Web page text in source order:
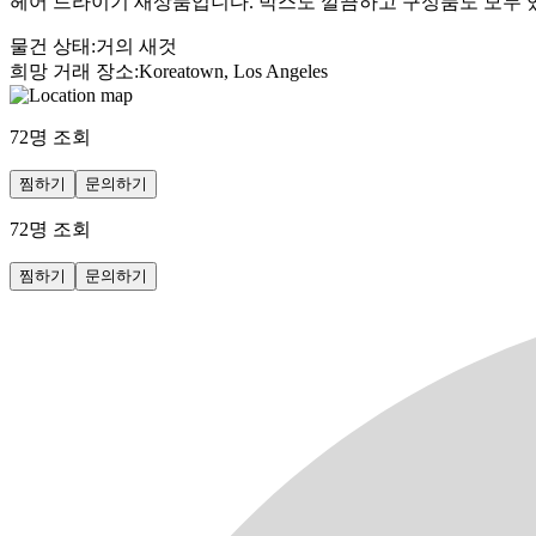
물건 상태 :거의 새것
희망 거래 장소:Koreatown, Los Angeles
72명 조회
찜하기 문의하기
72명 조회
찜하기 문의하기